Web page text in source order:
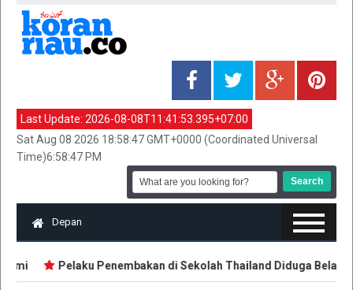
Last Update: 2026-08-08T11:41:53.395+07:00
Sat Aug 08 2026 18:58:47 GMT+0000 (Coordinated Universal
Time)6:58:47 PM
Depan
Pelaku Penembakan di Sekolah Thailand Diduga Belajar